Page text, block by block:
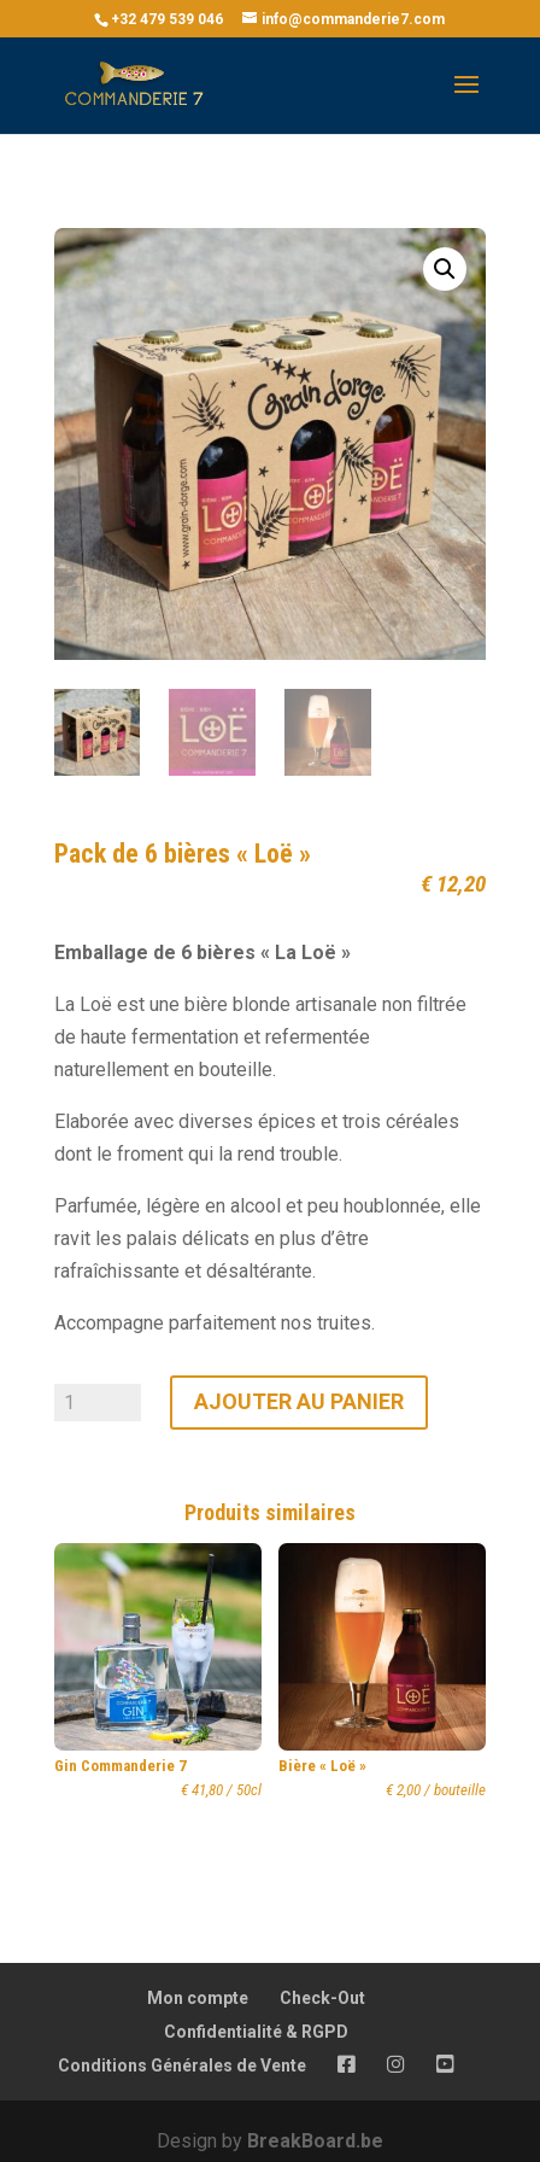
+32 479 539 046 info@commanderie7.com
Pack de 6 bières « Loë »
€12,20
Emballage de 6 bières « La Loë »
La Loë est une bière blonde artisanale non filtrée
de haute fermentation et refermentée
naturellement en bouteille.
Elaborée avec diverses épices et trois céréales
dont le froment qui la rend trouble.
Parfumée, légère en alcool et peu houblonnée, elle
ravit les palais délicats en plus d’être
rafraîchissante et désaltérante.
Accompagne parfaitement nos truites.
quantité
bières
«
»
AJOUTER AU PANIER
Produits similaires
Gin Commanderie 7
€41,80 / 50cl
Bière « Loë »
€2,00 / bouteille
Mon compte
Check-Out
Confidentialité & RGPD
Conditions Générales de Vente
Insta
Design by BreakBoard.be